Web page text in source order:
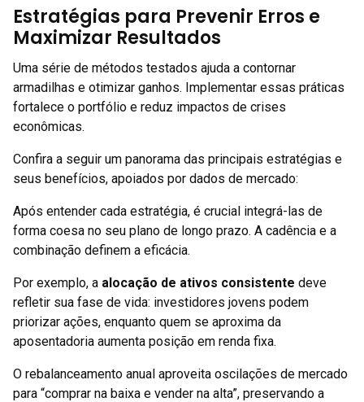
Estratégias para Prevenir Erros e
Maximizar Resultados
Uma série de métodos testados ajuda a contornar
armadilhas e otimizar ganhos. Implementar essas práticas
fortalece o portfólio e reduz impactos de crises
econômicas.
Confira a seguir um panorama das principais estratégias e
seus benefícios, apoiados por dados de mercado:
Após entender cada estratégia, é crucial integrá-las de
forma coesa no seu plano de longo prazo. A cadência e a
combinação definem a eficácia.
Por exemplo, a alocação de ativos consistente deve
refletir sua fase de vida: investidores jovens podem
priorizar ações, enquanto quem se aproxima da
aposentadoria aumenta posição em renda fixa.
O rebalanceamento anual aproveita oscilações de mercado
para “comprar na baixa e vender na alta”, preservando a